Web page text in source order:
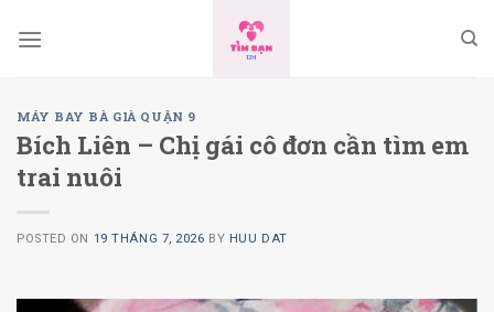
MÁY BAY BÀ GIÀ QUẬN 9
Bích Liên – Chị gái cô đơn cần tìm em
trai nuôi
POSTED ON 19 THÁNG 7, 2026 BY HUU DAT